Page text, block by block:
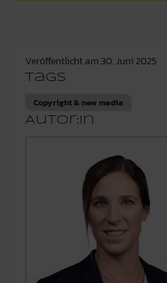
Veröffentlicht am 30. Juni 2025
Tags
Copyright & new media
Autor:in